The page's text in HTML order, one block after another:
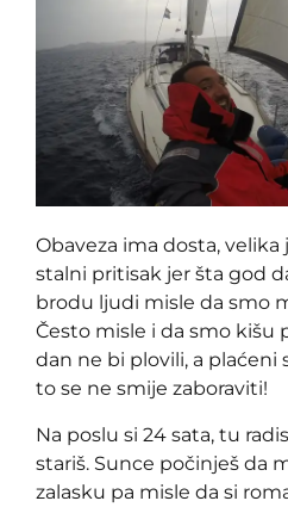
Obaveza ima dosta,
stalni pritisak jer šta god
brodu ljudi misle da smo
Često misle i da smo kišu
dan ne bi plovili, a plaćeni
to se ne smije zaboraviti!
Na poslu si 24 sata, tu
stariš. Sunce počinješ da
zalasku pa misle da si